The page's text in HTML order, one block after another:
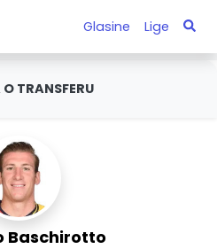
Glasine Lige
TRANSFERU
Baschirotto